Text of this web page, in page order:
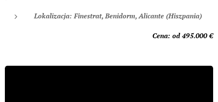
Lokalizacja: Finestrat, Benidorm, Alicante (Hiszpania)
Cena: od 495.000 €